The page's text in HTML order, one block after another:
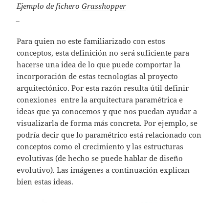
Ejemplo de ficheroGrasshopper
Para quien no este familiarizado con estos
conceptos, esta definición no será suficiente para
hacerse una idea de lo que puede comportar la
incorporación de estas tecnologías al proyecto
arquitectónico. Por esta razón resulta útil definir
conexiones entre la arquitectura paramétrica e
ideas que ya conocemos y que nos puedan ayudar a
visualizarla de forma más concreta. Por ejemplo, se
podría decir que lo paramétrico está relacionado con
conceptos como el crecimiento y las estructuras
evolutivas (de hecho se puede hablar de diseño
evolutivo). Las imágenes a continuación explican
bien estas ideas.